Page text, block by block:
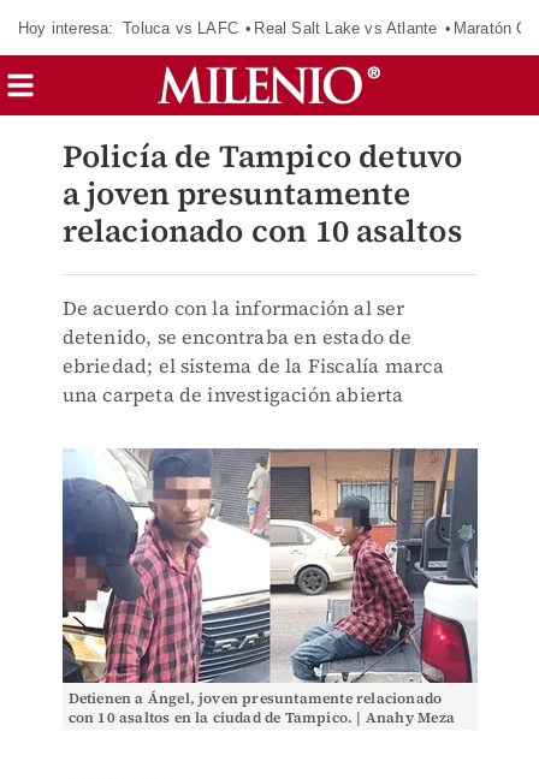
Hoy interesa: Toluca vs LAFC Real Salt Lake vs Atlante Maratón
Policía de Tampico detuvo
a joven presuntamente
relacionado con 10 asaltos
De acuerdo con la información al ser
detenido, se encontraba en estado de
ebriedad; el sistema de la Fiscalía marca
una carpeta de investigación abierta
Detienen a Ángel, joven presuntamente relacionado
con 10 asaltos en la ciudad de Tampico. | Anahy Meza